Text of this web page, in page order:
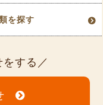
を探す
をする